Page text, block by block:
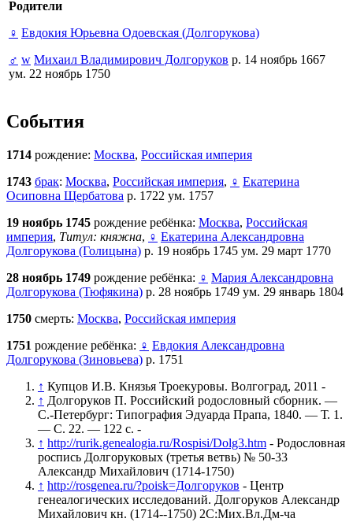
Родители
♀ Евдокия Юрьевна Одоевская (Долгорукова)
♂ w Михаил Владимирович Долгоруков р. 14 ноябрь 1667
ум. 22 ноябрь 1750
События
1714 рождение: Москва, Российская империя
1743 брак: Москва, Российская империя, ♀ Екатерина
Осиповна Щербатова р. 1722 ум. 1757
19 ноябрь 1745 рождение ребёнка: Москва, Российская
империя, Титул: княжна, ♀ Екатерина Александровна
Долгорукова (Голицына) р. 19 ноябрь 1745 ум. 29 март 1770
28 ноябрь 1749 рождение ребёнка: ♀ Мария Александровна
Долгорукова (Тюфякина) р. 28 ноябрь 1749 ум. 29 январь 1804
1750 смерть: Москва, Российская империя
1751 рождение ребёнка: ♀ Евдокия Александровна
Долгорукова (Зиновьева) р. 1751
↑ Купцов И.В. Князья Троекуровы. Волгоград, 2011 -
↑ Долгоруков П. Российский родословный сборник. —
С.-Петербург: Типография Эдуарда Прапа, 1840. — Т. 1.
— С. 22. — 122 с. -
↑ http://rurik.genealogia.ru/Rospisi/Dolg3.htm - Родословная
роспись Долгоруковых (третья ветвь) № 50-33
Александр Михайлович (1714-1750)
↑ http://rosgenea.ru/?poisk=Долгоруков - Центр
генеалогических исследований. Долгоруков Александр
Михайлович кн. (1714--1750) 2С:Мих.Вл.Дм-ча